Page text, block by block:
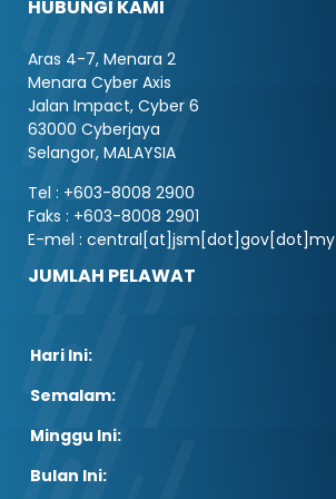
HUBUNGI KAMI
Aras 4-7, Menara 2
Menara Cyber Axis
Jalan Impact, Cyber 6
63000 Cyberjaya
Selangor, MALAYSIA
Tel : +603-8008 2900
Faks : +603-8008 2901
E-mel : central[at]jsm[dot]gov[dot]my
JUMLAH PELAWAT
Hari Ini:
Semalam:
Minggu Ini:
Bulan Ini: